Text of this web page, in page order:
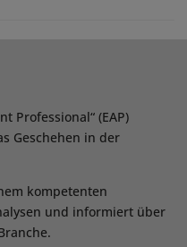
Professional“ (EAP)
Geschehen in der
kompetenten
und informiert über